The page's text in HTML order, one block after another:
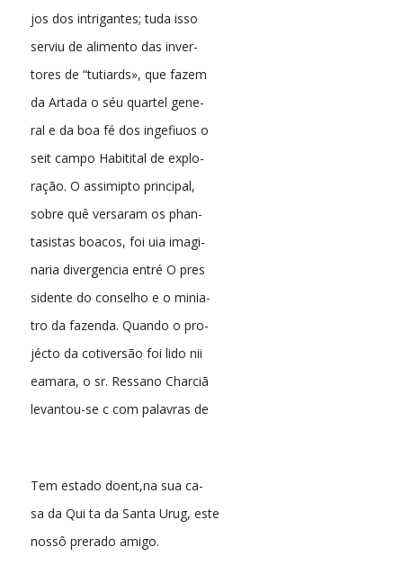
jos dos intrigantes; tuda isso
serviu de alimento das inver-
tores de “tutiards», que fazem
da Artada o séu quartel gene-
ral e da boa fé dos ingefiuos o
seit campo Habitital de explo-
ração. O assimipto principal,
sobre quê versaram os phan-
tasistas boacos, foi uia imagi-
naria divergencia entré O pres
sidente do conselho e o minia-
tro da fazenda. Quando o pro-
jécto da cotiversão foi lido nii
eamara, o sr. Ressano Charciã
levantou-se c com palavras de
Tem estado doent,na sua ca-
sa da Qui ta da Santa Urug, este
nossô prerado amigo.